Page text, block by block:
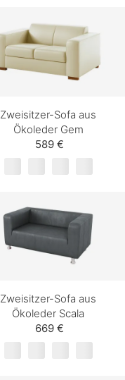
Zweisitzer-Sofa aus
Ökoleder Gem
589 €
Zweisitzer-Sofa aus
Ökoleder Scala
669 €